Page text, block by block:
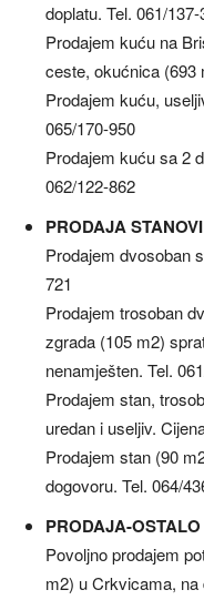
doplatu. Tel. 061/137-
Prodajem kuću na
ceste, okućnica (693
Prodajem kuću,
065/170-950
Prodajem kuću sa 2
062/122-862
PRODAJA STANOVI
Prodajem dvosoban
721
Prodajem trosoban
zgrada (105 m2)
nenamješten. Tel.
Prodajem stan,
uredan i useljiv.
Prodajem stan (90
dogovoru. Tel. 064/
PRODAJA-OSTALO
Povoljno prodajem
m2) u Crkvicama, na